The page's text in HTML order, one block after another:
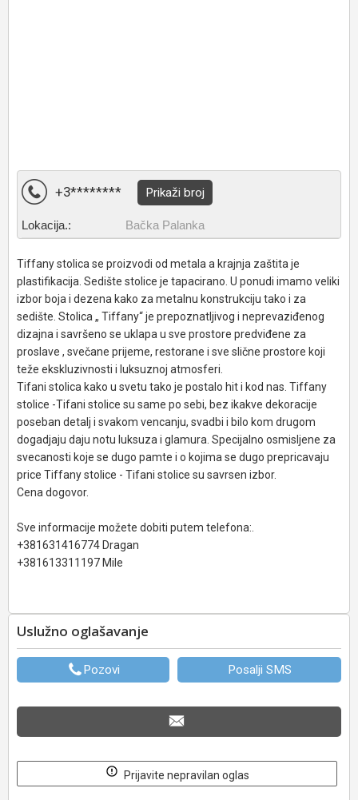
+3******** Prikaži broj
Lokacija.: Bačka Palanka
Tiffany stolica se proizvodi od metala a krajnja zaštita je
plastifikacija. Sedište stolice je tapacirano. U ponudi imamo veliki
izbor boja i dezena kako za metalnu konstrukciju tako i za
sedište. Stolica „ Tiffany“ je prepoznatljivog i neprevaziđenog
dizajna i savršeno se uklapa u sve prostore predviđene za
proslave , svečane prijeme, restorane i sve slične prostore koji
teže ekskluzivnosti i luksuznoj atmosferi.
Tifani stolica kako u svetu tako je postalo hit i kod nas. Tiffany
stolice -Tifani stolice su same po sebi, bez ikakve dekoracije
poseban detalj i svakom vencanju, svadbi i bilo kom drugom
dogadjaju daju notu luksuza i glamura. Specijalno osmisljene za
svecanosti koje se dugo pamte i o kojima se dugo prepricavaju
price Tiffany stolice - Tifani stolice su savrsen izbor.
Cena dogovor.
Sve informacije možete dobiti putem telefona:.
+381631416774 Dragan
+381613311197 Mile
Uslužno oglašavanje
Pozovi Posalji SMS
Prijavite nepravilan oglas